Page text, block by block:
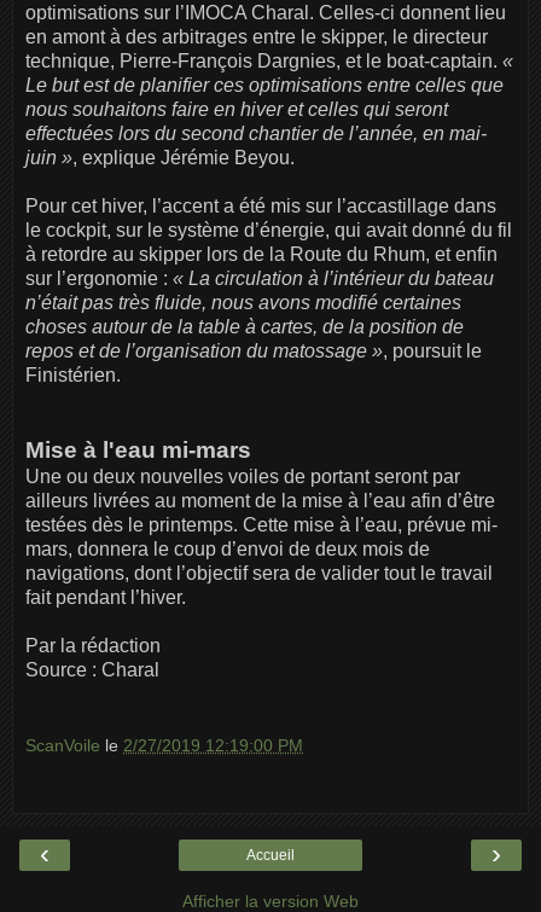
optimisations sur l’IMOCA Charal. Celles-ci donnent lieu
en amont à des arbitrages entre le skipper, le directeur
technique, Pierre-François Dargnies, et le boat-captain. «
Le but est de planifier ces optimisations entre celles que
nous souhaitons faire en hiver et celles qui seront
effectuées lors du second chantier de l’année, en mai-
juin », explique Jérémie Beyou.
Pour cet hiver, l’accent a été mis sur l’accastillage dans
le cockpit, sur le système d’énergie, qui avait donné du fil
à retordre au skipper lors de la Route du Rhum, et enfin
sur l’ergonomie : « La circulation à l’intérieur du bateau
n’était pas très fluide, nous avons modifié certaines
choses autour de la table à cartes, de la position de
repos et de l’organisation du matossage », poursuit le
Finistérien.
Mise à l'eau mi-mars
Une ou deux nouvelles voiles de portant seront par
ailleurs livrées au moment de la mise à l’eau afin d’être
testées dès le printemps. Cette mise à l’eau, prévue mi-
mars, donnera le coup d’envoi de deux mois de
navigations, dont l’objectif sera de valider tout le travail
fait pendant l’hiver.
Par la rédaction
Source : Charal
ScanVoile le 2/27/2019 12:19:00 PM
‹ ›
Accueil
Afficher la version Web